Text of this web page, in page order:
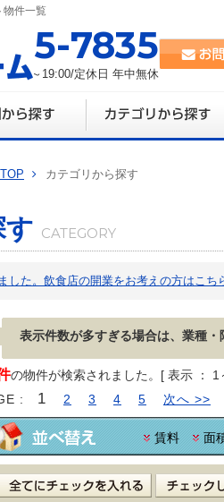
物件一覧
7835
～19:00/定休日 年中無休
カテゴリから探す
した。飲食店の開業をお考えの方はこ
表示件数が多すぎる場合は、業種・
の物件が検索されました。[ 表示 ： 1
:
1 2 3 4 5 次へ >>
賃料 面